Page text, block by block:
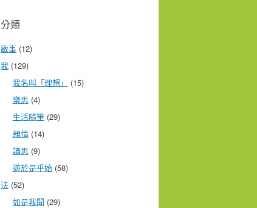
分類
啟事 (12)
我 (129)
我名叫「理想」
(15)
樂思 (4)
生活隨筆(29)
親情(14)
讀思 (9)
遊於是乎始(58)
法 (52)
如是我聞 (29)